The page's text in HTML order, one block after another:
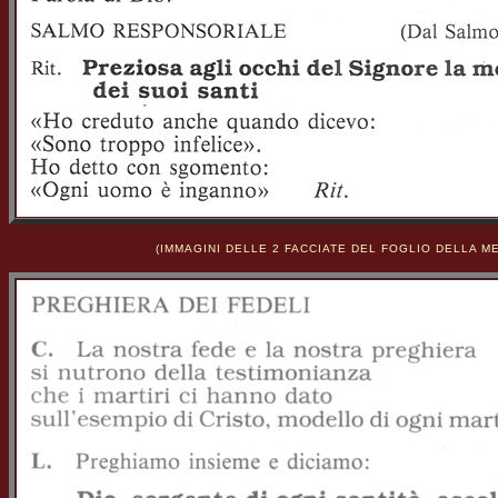
(IMMAGINI DELLE 2 FACCIATE DEL FOGLIO DELLA